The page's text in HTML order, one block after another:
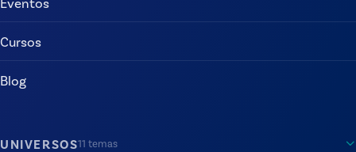
Cursos
Blog
UNIVERSOS11 temas